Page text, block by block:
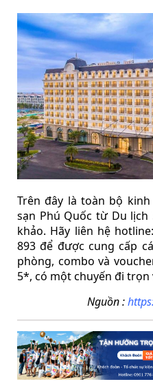
Trên đây là toàn bộ
sạn Phú Quốc từ Du
khảo. Hãy liên hệ
893 để được cung cấp
phòng, combo và
5*, có một chuyến đi trọn
Nguồn :